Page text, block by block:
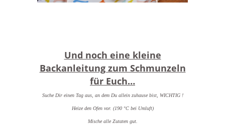
Und noch eine kleine
Backanleitung zum Schmunzeln
für Euch…
Suche Dir einen Tag aus, an dem Du allein zuhause bist, WICHTIG !
Heize den Ofen vor. (190 °C bei Umluft)
Mische alle Zutaten gut.